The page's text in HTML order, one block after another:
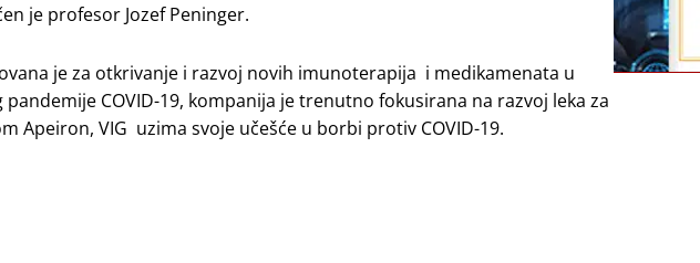
je profesor Jozef Peninger.
je za otkrivanje i razvoj novih imunoterapija i medikamenata u
COVID-19, kompanija je trenutno fokusirana na razvoj leka za
Apeiron, VIG uzima svoje učešće u borbi protiv COVID-19.